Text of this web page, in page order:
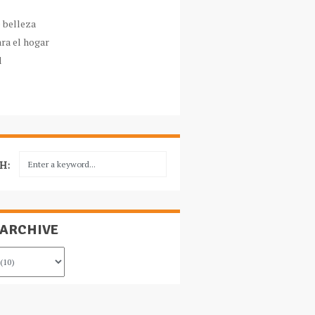
belleza
el hogar